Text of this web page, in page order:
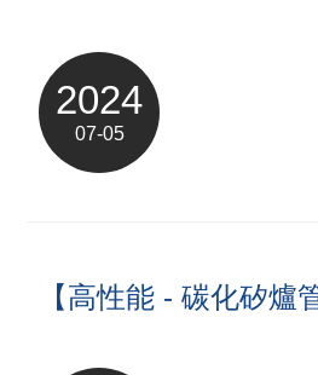
2024
07-05
【高性能 - 碳化矽爐